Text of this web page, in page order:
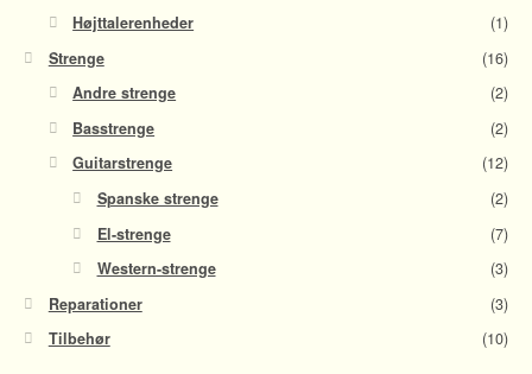
Højttalerenheder
(1)
Strenge
(16)
Andre strenge
(2)
Basstrenge
(2)
Guitarstrenge
(12)
Spanske strenge
(2)
El-strenge
(7)
Western-strenge
(3)
Reparationer
(3)
Tilbehør
(10)